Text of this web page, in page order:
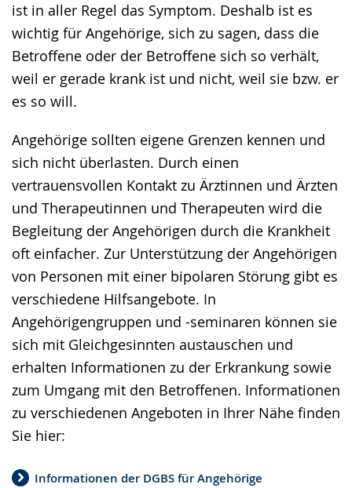
ist in aller Regel das Symptom. Deshalb ist es
wichtig für Angehörige, sich zu sagen, dass die
Betroffene oder der Betroffene sich so verhält,
weil er gerade krank ist und nicht, weil sie bzw. er
es so will.
Angehörige sollten eigene Grenzen kennen und
sich nicht überlasten. Durch einen
vertrauensvollen Kontakt zu Ärztinnen und Ärzten
und Therapeutinnen und Therapeuten wird die
Begleitung der Angehörigen durch die Krankheit
oft einfacher. Zur Unterstützung der Angehörigen
von Personen mit einer bipolaren Störung gibt es
verschiedene Hilfsangebote. In
Angehörigengruppen und -seminaren können sie
sich mit Gleichgesinnten austauschen und
erhalten Informationen zu der Erkrankung sowie
zum Umgang mit den Betroffenen. Informationen
zu verschiedenen Angeboten in Ihrer Nähe finden
Sie hier:
Informationen der DGBS für Angehörige